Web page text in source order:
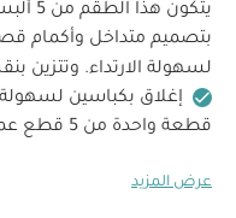
بتصميم متداخل وأكمام
لسهولة الارتداء. وتتزين
إغلاق بكباسين
قطعة واحدة من 5 قطع عملية
قطنتعليمات العناية/عرض المزيد